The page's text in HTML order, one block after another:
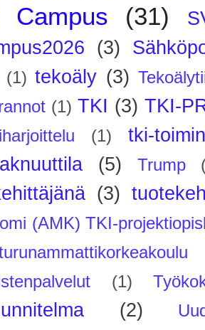
Campus (31)
(3)
(1) tekoäly (3)
(1) TKI (3) TKI-
(1)
tki-
(5) Trump
(3)
(AMK) TKI-
(1)
(2)